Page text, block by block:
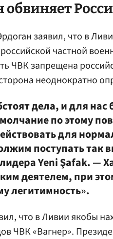
обвиняет
заявил, что в
частной
ЧВК запрещена
неоднократно
дела, и для
по этому
для
поступать так
Yeni Şafak. —
деятелем, при
легитимность».
что в Ливии якобы
ЧВК «Вагнер».